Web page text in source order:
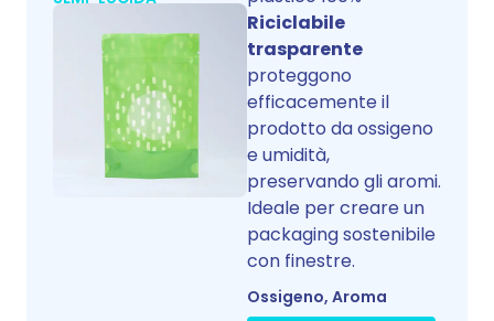
Riciclabile
trasparente
proteggono
efficacemente il
prodotto da ossigeno
e umidità,
preservando gli aromi.
Ideale per creare un
packaging sostenibile
con finestre.
Ossigeno, Aroma